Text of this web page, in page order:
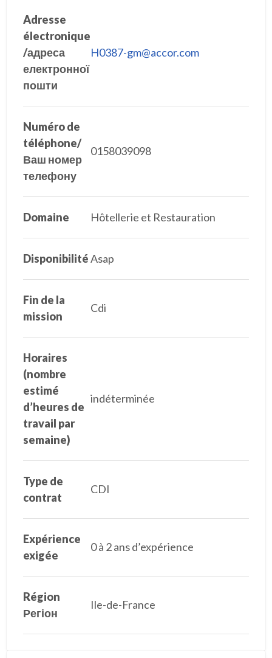
Adresse
électronique
/адреса
електронної
пошти
H0387-gm@accor.com
Numéro de
téléphone/
Ваш номер
телефону
0158039098
Domaine Hôtellerie et Restauration
DisponibilitéAsap
Fin de la
mission
Cdi
Horaires
(nombre
estimé
d’heures de
travail par
semaine)
indéterminée
Type de
contrat
CDI
Expérience
exigée
0 à 2 ans d’expérience
Région
Регіон
Ile-de-France